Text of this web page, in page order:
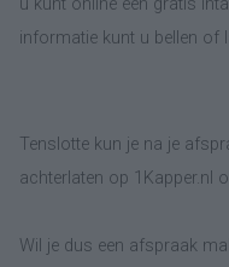
u kunt online een gratis
informatie kunt u bellen of
Tenslotte kun je na je
achterlaten op 1Kapper.nl
Wil je dus een afspraak